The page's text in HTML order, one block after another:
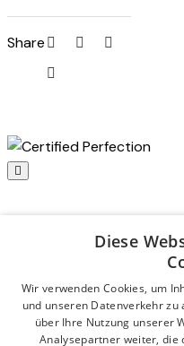
Share
You want to
Then now is
For a limited time only,
Diese
Wir verwenden Cookies, um
und unseren Datenverkehr
über Ihre Nutzung unserer
Analysepartner weiter, die